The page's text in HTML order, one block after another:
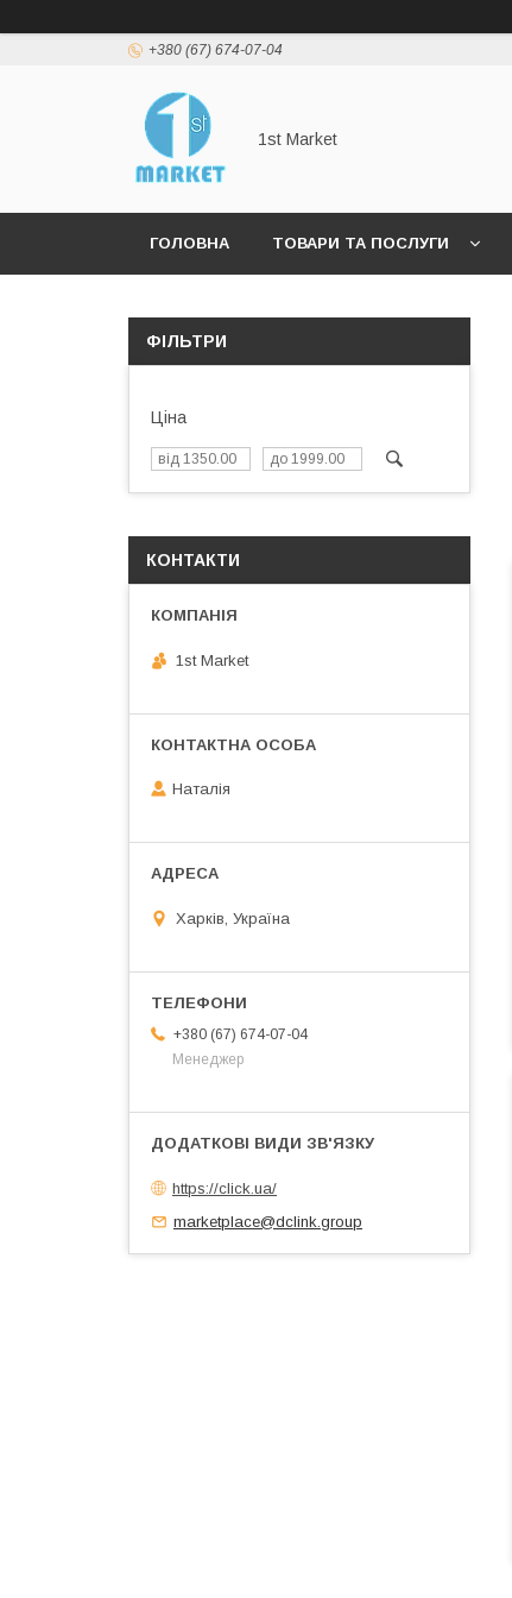
+380 (67) 674-07-04
1st Market
ГОЛОВНА ТОВАРИ ТА ПОСЛУГИ
ФІЛЬТРИ
Ціна
КОНТАКТИ
1st Market
Наталія
Харків, Україна
+380 (67) 674-07-04
Менеджер
https://click.ua/
marketplace@dclink.group